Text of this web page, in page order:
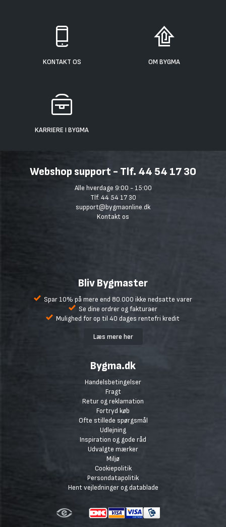
KONTAKT OS OM BYGMA
KARRIERE I BYGMA
Webshop support - Tlf. 44 54 17 30
Alle hverdage 9:00 - 15:00
Tlf. 44 54 17 30
support@bygmaonline.dk
Kontakt os
Bliv Bygmaster
Spar 10% på mere end 80.000 ikke nedsatte varer
Se dine ordrer og fakturaer
Mulighed for op til 40 dages rentefri kredit
Læs mere her
Bygma.dk
Handelsbetingelser
Fragt
Retur og reklamation
Fortryd køb
Ofte stillede spørgsmål
Udlejning
Inspiration og gode råd
Udvalgte mærker
Miljø
Cookiepolitik
Persondatapolitik
Hent vejledninger og datablade